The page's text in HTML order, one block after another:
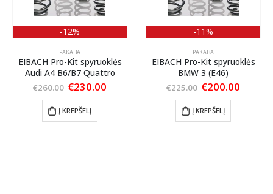
-12%
PAKABA
EIBACH Pro-Kit spyruoklės
Audi A4 B6/B7 Quattro
€260.00 Original
was:
€260.00.
€230.00
Į KREPŠELĮ
-11%
PAKABA
EIBACH Pro-Kit spyruoklės
BMW 3 (E46)
€225.00 Original
was:
€225.00.
€200.00
Į KREPŠELĮ